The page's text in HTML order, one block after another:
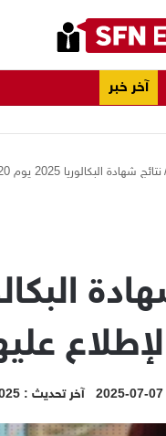
آخر خبر
نتائج شهادة البكالوريا 2025 يوم 20 جويلية ورابط الإطلاع عليها من هنا
2025-07-07 آخر تحديث : 2025-07-19